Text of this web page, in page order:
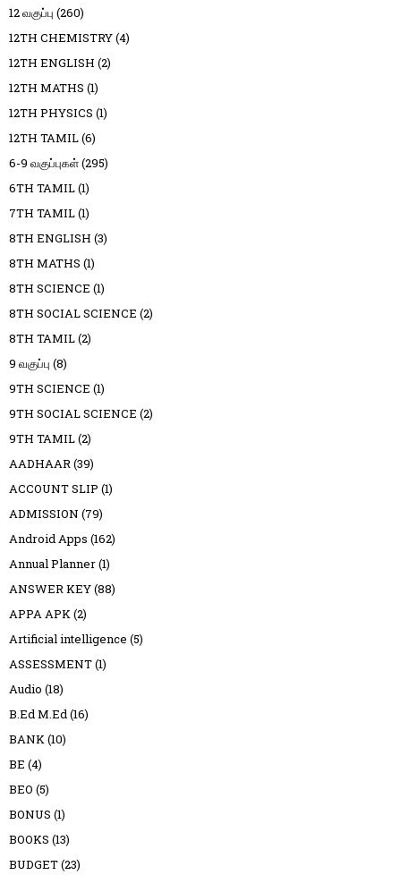
12 வகுப்பு (260)
12TH CHEMISTRY(4)
12TH ENGLISH (2)
12TH MATHS (1)
12TH PHYSICS (1)
12TH TAMIL(6)
6-9 வகுப்புகள்(295)
6TH TAMIL(1)
7TH TAMIL(1)
8TH ENGLISH (3)
8TH MATHS (1)
8TH SCIENCE (1)
8TH SOCIAL SCIENCE (2)
8TH TAMIL(2)
9 வகுப்பு (8)
9TH SCIENCE (1)
9TH SOCIAL SCIENCE (2)
9TH TAMIL(2)
AADHAAR (39)
ACCOUNT SLIP (1)
ADMISSION (79)
Android Apps (162)
Annual Planner(1)
ANSWER KEY(88)
APPA APK (2)
Artificial intelligence (5)
ASSESSMENT(1)
Audio (18)
B.Ed M.Ed (16)
BANK (10)
BE (4)
BEO (5)
BONUS (1)
BOOKS (13)
BUDGET(23)